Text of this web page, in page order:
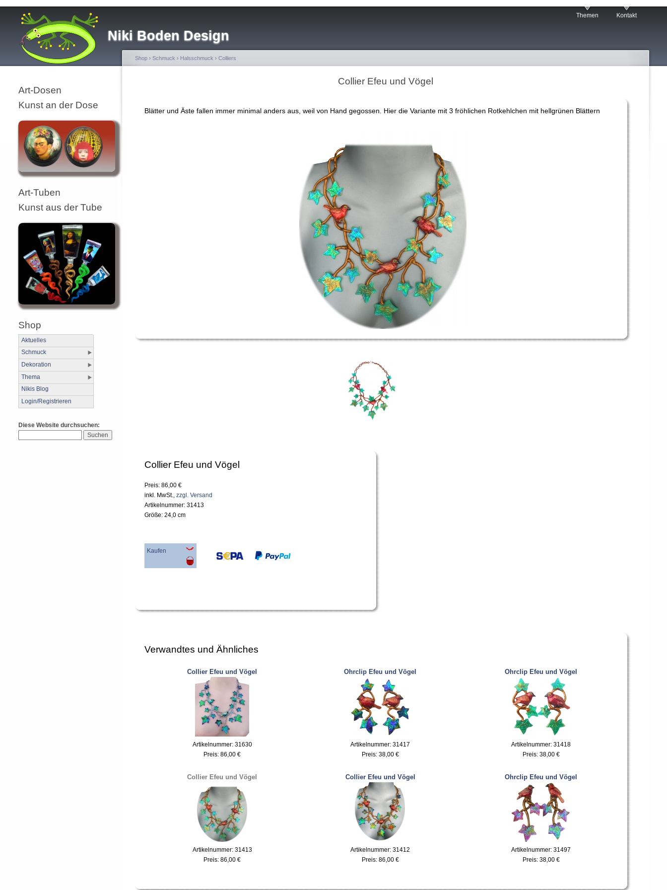
Niki Boden Design
Themen Kontakt
Art-Dosen
Kunst an der Dose
Art-Tuben
Kunst aus der Tube
Shop
Aktuelles
Schmuck
Dekoration
Thema
Nikis Blog
Login/Registrieren
Diese Website durchsuchen:
Shop › Schmuck › Halsschmuck › Colliers
Collier Efeu und Vögel
Blätter und Äste fallen immer minimal anders aus, weil von Hand gegossen. Hier die Variante mit 3 fröhlichen Rotkehlchen mit hellgrünen Blättern
Collier Efeu und Vögel
Preis: 86,00 €
inkl. MwSt., zzgl. Versand
Artikelnummer: 31413
Größe: 24,0 cm
Kaufen
Verwandtes und Ähnliches
Collier Efeu und Vögel
Artikelnummer: 31630
Preis: 86,00 €
Ohrclip Efeu und Vögel
Artikelnummer: 31417
Preis: 38,00 €
Ohrclip Efeu und Vögel
Artikelnummer: 31418
Preis: 38,00 €
Collier Efeu und Vögel
Artikelnummer: 31413
Preis: 86,00 €
Collier Efeu und Vögel
Artikelnummer: 31412
Preis: 86,00 €
Ohrclip Efeu und Vögel
Artikelnummer: 31497
Preis: 38,00 €